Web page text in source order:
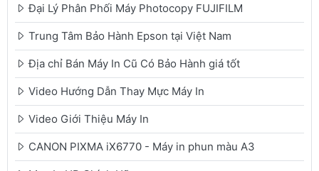
Đại Lý Phân Phối Máy Photocopy FUJIFILM
Trung Tâm Bảo Hành Epson tại Việt Nam
Địa chỉ Bán Máy In Cũ Có Bảo Hành giá tốt
Video Hướng Dẫn Thay Mực Máy In
Video Giới Thiệu Máy In
CANON PIXMA iX6770 - Máy in phun màu A3